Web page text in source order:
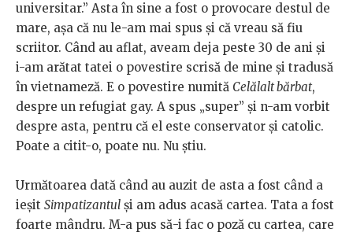
universitar.” Asta în sine a fost o provocare destul de
mare, așa că nu le-am mai spus și că vreau să fiu
scriitor. Când au aflat, aveam deja peste 30 de ani și
i-am arătat tatei o povestire scrisă de mine și tradusă
în vietnameză. E o povestire numită Celălalt bărbat,
despre un refugiat gay. A spus „super” și n-am vorbit
despre asta, pentru că el este conservator și catolic.
Poate a citit-o, poate nu. Nu știu.
Următoarea dată când au auzit de asta a fost când a
ieșit Simpatizantul și am adus acasă cartea. Tata a fost
foarte mândru. M-a pus să-i fac o poză cu cartea, care